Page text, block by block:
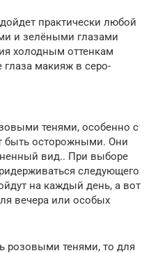
практически любой
и зелёными глазами
холодным оттенкам
глаза макияж в серо-
тенями, особенно с
быть осторожными. Они
вид.. При выборе
следующего
на каждый день, а вот
вечера или особых
розовыми тенями, то для